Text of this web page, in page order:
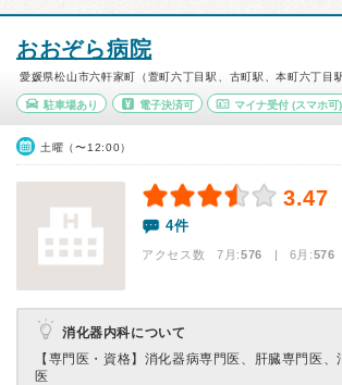
おおぞら病院
愛媛県松山市六軒家町（萱町六丁目駅、古町駅、本町六丁目駅
駐車場あり 電子決済可 マイナ受付 (スマホ可)
土曜（〜12:00）
3.47
4件
アクセス数 7月:576 | 6月:576
消化器内科について
【専門医・資格】 消化器病専門医、肝臓専門医、
医